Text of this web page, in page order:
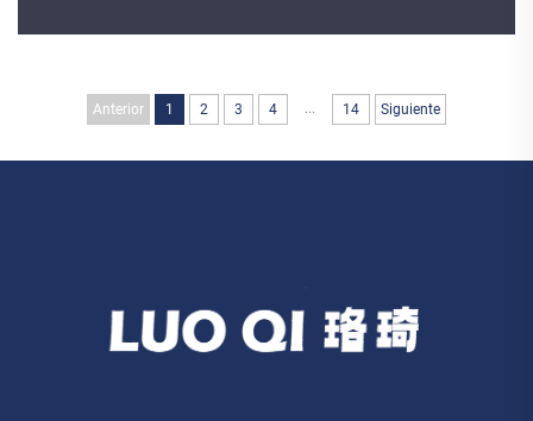
Anterior 1 2 3 4 ... 14 Siguiente